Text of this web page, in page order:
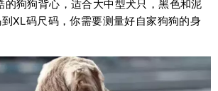
的狗狗背心，适合大中型犬只，黑色和泥
XL码尺码，你需要测量好自家狗狗的身